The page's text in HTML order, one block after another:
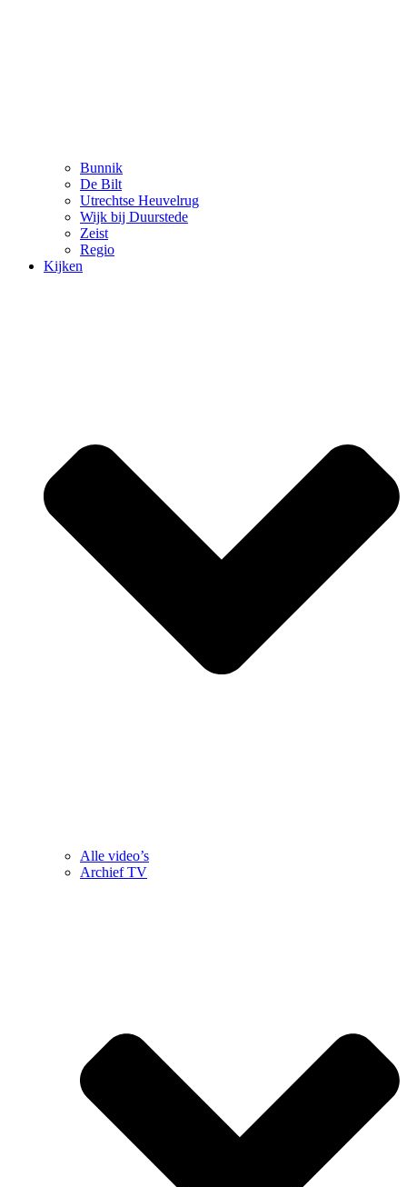
Bunnik
De Bilt
Utrechtse Heuvelrug
Wijk bij Duurstede
Zeist
Regio
Kijken
Alle video’s
Archief TV